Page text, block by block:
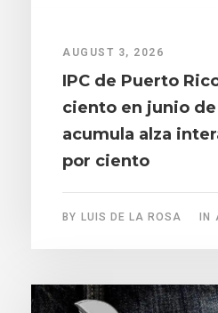
AUGUST 3, 2026
IPC de Puerto
ciento en junio
acumula alza
por ciento
BY LUIS DE LA ROSA IN